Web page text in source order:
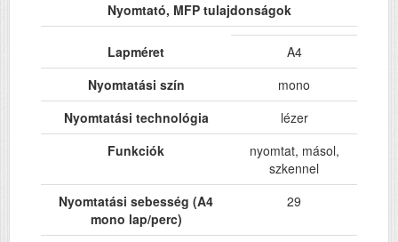
Nyomtató, MFP tulajdonságok
Lapméret
A4
Nyomtatási szín
mono
Nyomtatási technológia
lézer
Funkciók
nyomtat, másol,
szkennel
Nyomtatási sebesség (A4
mono lap/perc)
29